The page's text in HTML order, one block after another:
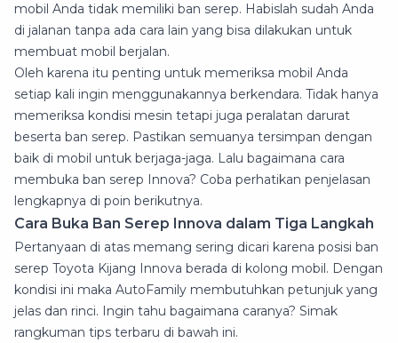
mobil Anda tidak memiliki ban serep. Habislah sudah Anda
di jalanan tanpa ada cara lain yang bisa dilakukan untuk
membuat mobil berjalan.
Oleh karena itu penting untuk memeriksa mobil Anda
setiap kali ingin menggunakannya berkendara. Tidak hanya
memeriksa kondisi mesin tetapi juga peralatan darurat
beserta ban serep. Pastikan semuanya tersimpan dengan
baik di mobil untuk berjaga-jaga. Lalu bagaimana cara
membuka ban serep Innova? Coba perhatikan penjelasan
lengkapnya di poin berikutnya.
Cara Buka Ban Serep Innova dalam Tiga Langkah
Pertanyaan di atas memang sering dicari karena posisi ban
serep Toyota Kijang Innova berada di kolong mobil. Dengan
kondisi ini maka AutoFamily membutuhkan petunjuk yang
jelas dan rinci. Ingin tahu bagaimana caranya? Simak
rangkuman tips terbaru di bawah ini.